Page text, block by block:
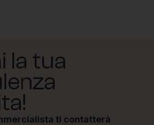
la tua
ti contatterà